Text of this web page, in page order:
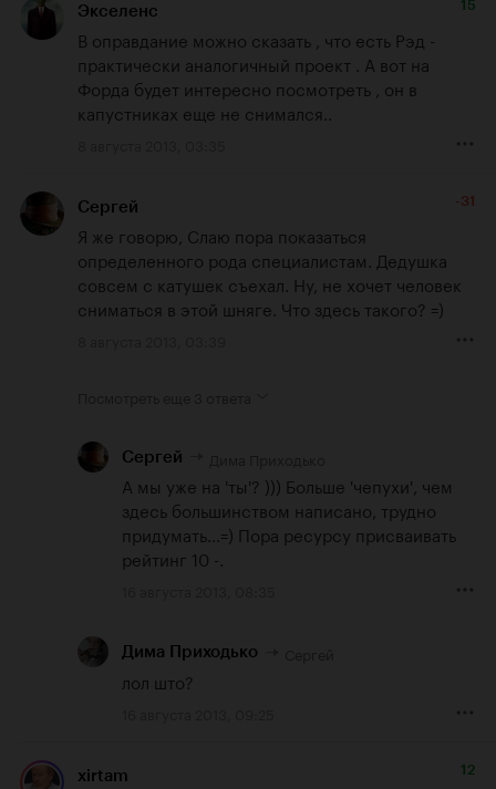
Экселенс 15
В оправдание можно сказать , что есть Рэд -
практически аналогичный проект . А вот на
Форда будет интересно посмотреть , он в
капустниках еще не снимался..
Сергей -31
Я же говорю, Слаю пора показаться
определенного рода специалистам. Дедушка
совсем с катушек съехал. Ну, не хочет человек
сниматься в этой шняге. Что здесь такого? =)
Сергей
А мы уже на 'ты'? ))) Больше 'чепухи', чем
здесь большинством написано, трудно
придумать...=) Пора ресурсу присваивать
рейтинг 10 -.
Дима Приходько
лол што?
xirtam 12